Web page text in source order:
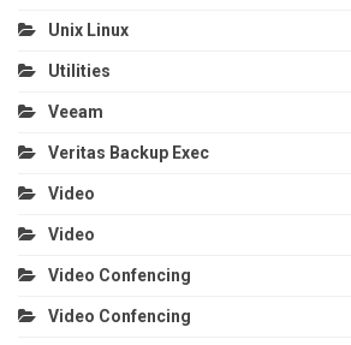
Unix Linux
Utilities
Veeam
Veritas Backup Exec
Video
Video
Video Confencing
Video Confencing